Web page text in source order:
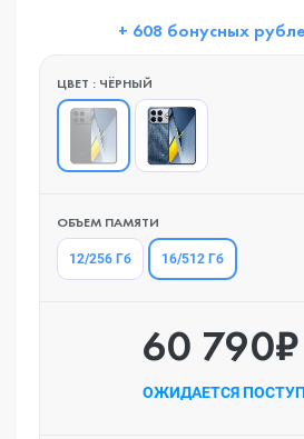
+ 608 бонусных
ЦВЕТ : ЧЁРНЫЙ
ОБЪЕМ ПАМЯТИ
12/256 Гб 16/512 Гб
60 790₽
ОЖИДАЕТСЯ